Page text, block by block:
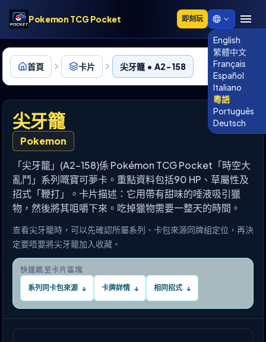
Pokemon TCG Pocket 即刻玩
English
繁體中文
Français
Español
Italiano
粵語
Português
Deutsch
首頁 卡片 尖牙籠 • A2-158
尖牙籠
Pokemon
「尖牙籠」(A2-158)係 Pokémon TCG Pocket「時空大
亂鬥」系列嘅寶可夢卡。重點資料包括90 HP、草屬性及
招式「鞭打」。卡片描述：它用帶有甜味的唾液吸引獵
物，然後將其咀嚼下來。吃掉獵物需要一整天的時間。
查看尖牙籠時，可以先確認所屬系列、卡包來源同牌組定位，再決
定要唔要將尖牙籠加入收藏。
快速跳至卡片區塊
系列同卡包來源 ↓ 卡牌詳情 ↓ 相同招式 ↓